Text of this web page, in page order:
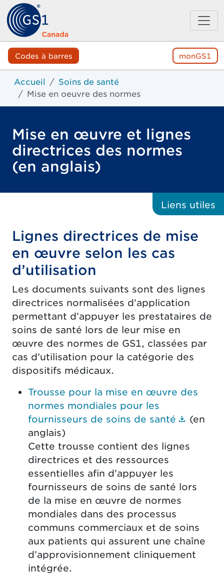
Codes à barres monGS1
Accueil
Soins de santé
Mise en oeuvre des normes
Mise en œuvre et lignes
directrices des normes
(en anglais)
Liens utiles
Lignes directrices de mise
en œuvre selon les cas
d’utilisation
Les documents suivants sont des lignes
directrices normalisées d’application
permettant d’appuyer les prestataires de
soins de santé lors de leur mise en
œuvre des normes de GS1, classées par
cas d’utilisation pour la catégorie des
dispositifs médicaux.
Trousse pour la mise en œuvre des
normes mondiales pour les
fournisseurs de soins de santé
(Le
(en
anglais)
Cette trousse contient des lignes
directrices et des ressources
essentielles afin d’appuyer les
fournisseurs de soins de santé lors
de la mise en œuvre de normes
mondiales dans des processus
communs commerciaux et de soins
aux patients qui assurent une chaîne
d’approvisionnement cliniquement
intégrée.